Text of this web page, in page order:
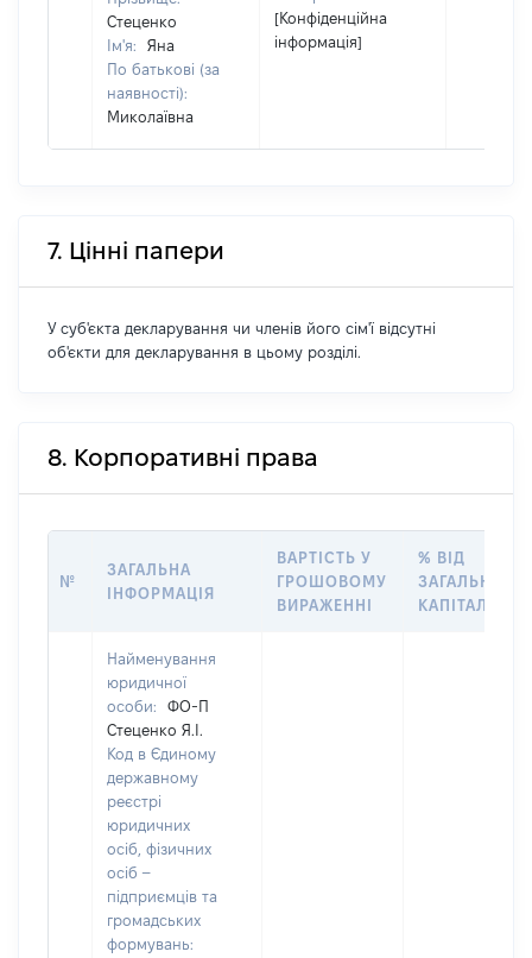
Стеценко
Ім'я:
Яна
По батькові (за
наявності):
Миколаївна
[Конфіденційна
інформація]
7. Цінні папери
У суб'єкта декларування чи членів його сім'ї відсутні
об'єкти для декларування в цьому розділі.
8. Корпоративні права
№
ЗАГАЛЬНА
ІНФОРМАЦІЯ
ВАРТІСТЬ У
ГРОШОВОМУ
ВИРАЖЕННІ
% ВІД
ЗАГАЛЬНОГО
КАПІТАЛУ
Найменування
юридичної
особи:
ФО-П
Стеценко Я.І.
Код в Єдиному
державному
реєстрі
юридичних
осіб, фізичних
осіб –
підприємців та
громадських
формувань: